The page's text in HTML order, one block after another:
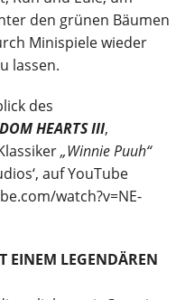
den grünen Bäumen
Minispiele wieder
lassen.
des
HEARTS III,
„Winnie Puuh“
auf YouTube
watch?v=NE-
EINEM LEGENDÄREN